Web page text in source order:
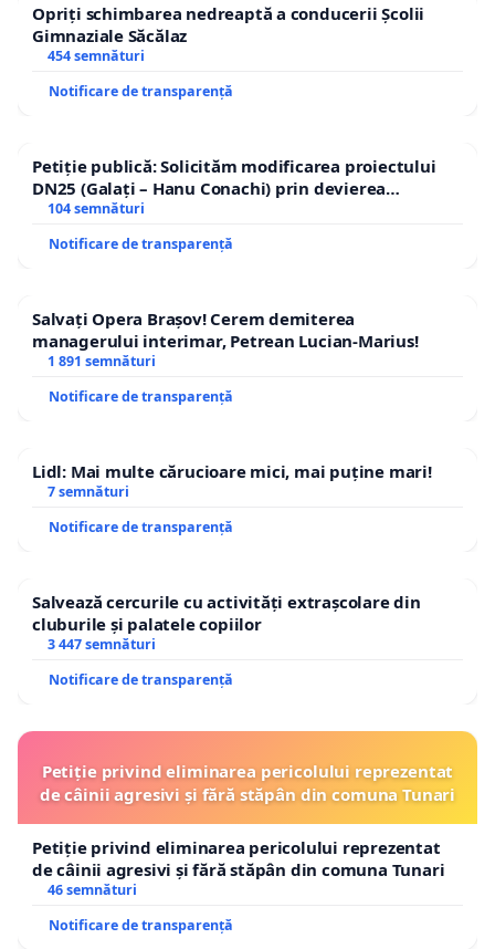
Opriți schimbarea nedreaptă a conducerii Școlii
Gimnaziale Săcălaz
454 semnături
Notificare de transparență
Petiție publică: Solicităm modificarea proiectului
DN25 (Galați – Hanu Conachi) prin devierea
traseului în afara localităților!
104 semnături
Notificare de transparență
Salvați Opera Brașov! Cerem demiterea
managerului interimar, Petrean Lucian-Marius!
1 891 semnături
Notificare de transparență
Lidl: Mai multe cărucioare mici, mai puține mari!
7 semnături
Notificare de transparență
Salvează cercurile cu activități extrașcolare din
cluburile și palatele copiilor
3 447 semnături
Notificare de transparență
Petiție privind eliminarea pericolului reprezentat
de câinii agresivi și fără stăpân din comuna Tunari
Petiție privind eliminarea pericolului reprezentat
de câinii agresivi și fără stăpân din comuna Tunari
46 semnături
Notificare de transparență